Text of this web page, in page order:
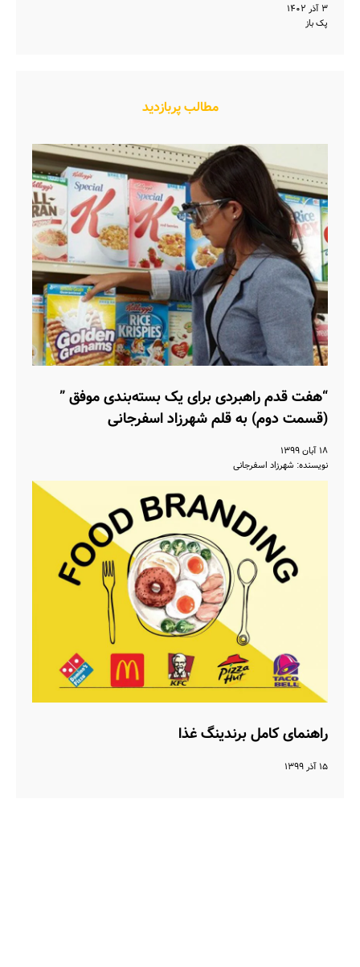
۳ آذر ۱۴۰۲
پک باز
مطالب پربازدید
“هفت قدم راهبردی برای یک بسته‌بندی موفق ”
(قسمت دوم) به قلم شهرزاد اسفرجانی
۱۸ آبان ۱۳۹۹
نویسنده: شهرزاد اسفرجانی
راهنمای کامل برندینگ غذا
۱۵ آذر ۱۳۹۹